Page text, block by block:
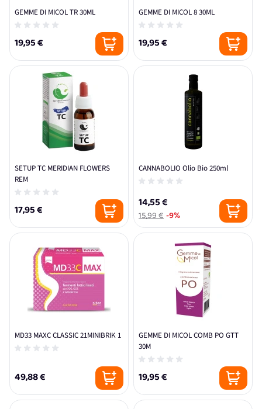
GEMME DI MICOL TR 30ML
19,95 €
GEMME DI MICOL 8 30ML
19,95 €
SETUP TC MERIDIAN FLOWERS
REM
17,95 €
CANNABOLIO Olio Bio 250ml
14,55 €
15,99 €-9%
MD33 MAXC CLASSIC 21MINIBRIK 1
49,88 €
GEMME DI MICOL COMB PO GTT
30M
19,95 €